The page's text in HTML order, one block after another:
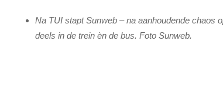
Na TUI stapt Sunweb – na aanhoudende chaos
deels in de trein èn de bus. Foto Sunweb.